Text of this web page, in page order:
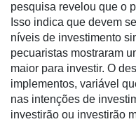
Membros
Liberali
Netrin
Néctar
pesquisa revelou que o
Isso indica que devem
níveis de investimento
pecuaristas mostraram
maior para investir. O
implementos, variável
nas intenções de
investirão ou investirão